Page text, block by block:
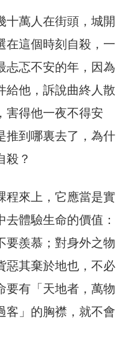
十萬人在街頭，城開
在這個時刻自殺，一
忐忑不安的年，因為
給他，訴說曲終人散
害得他一夜不得安
推到哪裏去了，為什
殺？
程來上，它應當是實
體驗生命的價值：
要羨慕；對身外之物
惡其棄於地也，不必
要有「天地者，萬物
客」的胸襟，就不會